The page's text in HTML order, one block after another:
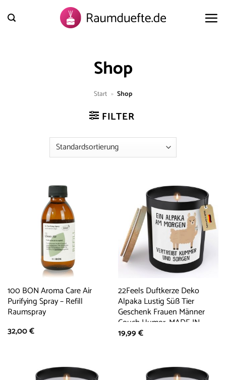
Inhalt
Shop
Start » Shop
FILTER
100 BON Aroma Care Air
Purifying Spray – Refill
Raumspray
32,00€
22Feels Duftkerze Deko
Alpaka Lustig Süß Tier
Geschenk Frauen Männer
Couch Humor, MADE IN
GERMANY, Europäisches
19,99€